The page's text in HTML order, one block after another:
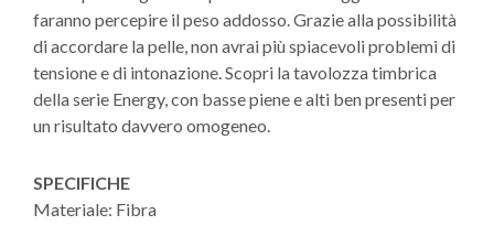
faranno percepire il peso addosso. Grazie alla possibilità
di accordare la pelle, non avrai più spiacevoli problemi di
tensione e di intonazione. Scopri la tavolozza timbrica
della serie Energy, con basse piene e alti ben presenti per
un risultato davvero omogeneo.
SPECIFICHE
Materiale: Fibra